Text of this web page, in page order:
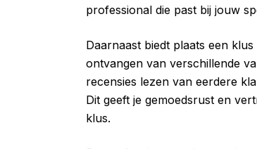
professional die past bij jouw
Daarnaast biedt plaats een
ontvangen van verschillende
recensies lezen van eerdere
Dit geeft je gemoedsrust en
klus.